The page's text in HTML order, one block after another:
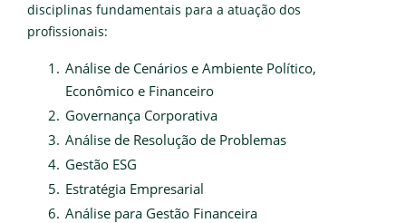
disciplinas fundamentais para a atuação dos
profissionais:
Análise de Cenários e Ambiente Político,
Econômico e Financeiro
Governança Corporativa
Análise de Resolução de Problemas
Gestão ESG
Estratégia Empresarial
Análise para Gestão Financeira